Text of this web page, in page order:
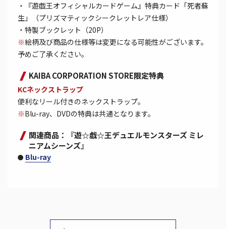
・『遊戯王オフィシャルカードゲーム』特典カード「死者蘇
生」（プリズマティックシークレットレア仕様）
・特製ブックレット（20P）
※絵柄及び商品の仕様等は変更になる可能性がございます。
予めご了承ください。
KAIBA CORPORATION STORE限定特典
KCネックストラップ
便利なリール付きのネックストラップ。
※Blu-ray、DVDの特典は共通となります。
関連商品：『遊☆戯☆王デュエルモンスターズ ミレ
ニアムシーンズ』
● Blu-ray